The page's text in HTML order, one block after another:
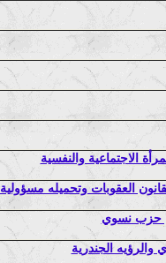
العقوبات وتحميله مسؤولية
حزب نسوي
والرؤيه الجندرية